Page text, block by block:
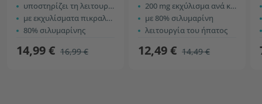
υποστηρίζει τη λειτουργία του ήπατος
με εκχυλίσματα πικραλίδας και δεσμόδιου
80% σιλυμαρίνης
14,99 € 16,99 €
200 mg εκχύλισμα ανά κάψουλα
με 80% σιλυμαρίνη
λειτουργία του ήπατος
12,49 € 14,49 €